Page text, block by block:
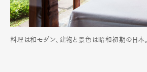
料理は和モダン、建物と景色は昭和初期の日本。